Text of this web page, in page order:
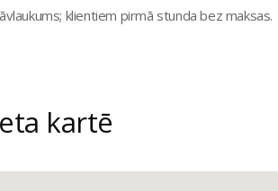
klientiem pirmā stunda bez maksas.
kartē